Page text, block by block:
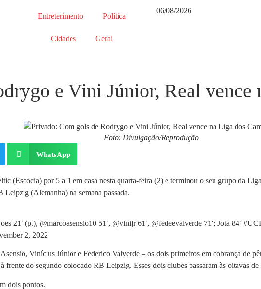
Entreterimento Política
Cidades Geral
06/08/2026
e Vini Júnior, Real vence
Foto: Divulgação/Reprodução
WhatsApp
(Escócia) por 5 a 1 em casa nesta quarta-feira (2) e terminou o seu grupo da
Leipzig (Alemanha) na semana passada.
21′ (p.), @marcoasensio10 51′, @vinijr 61′, @fedeevalverde 71′; Jota 84′
2, 2022
Vinícius Júnior e Federico Valverde – os dois primeiros em cobrança de
frente do segundo colocado RB Leipzig. Esses dois clubes passaram às oitavas de
dois pontos.